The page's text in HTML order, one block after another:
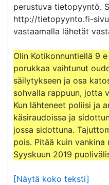
perustuva tietopyyntö.
http://tietopyynto.fi-
vastaamalla lähetät
Olin Kotikonnuntiellä 9
porukkaa vaihtunut
säilytykseen ja osa
sohvalla rappuun, jotta
Kun lähteneet poliisi ja
käsiraudoissa ja
jossa sidottuna.
pois. Pitää kuin vankina
Syyskuun 2019
[Näytä koko teksti]